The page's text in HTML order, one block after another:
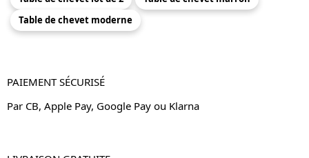
Table de chevet moderne
PAIEMENT SÉCURISÉ
Par CB, Apple Pay, Google Pay ou Klarna